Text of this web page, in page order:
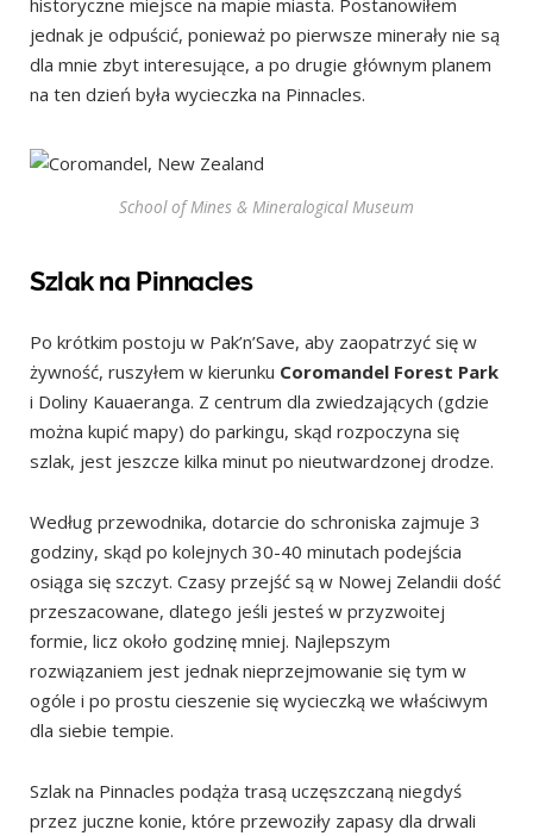
historyczne miejsce na mapie miasta. Postanowiłem
jednak je odpuścić, ponieważ po pierwsze minerały nie są
dla mnie zbyt interesujące, a po drugie głównym planem
na ten dzień była wycieczka na Pinnacles.
School of Mines & Mineralogical Museum
Szlak na Pinnacles
Po krótkim postoju w Pak’n’Save, aby zaopatrzyć się w
żywność, ruszyłem w kierunku Coromandel Forest Park
i Doliny Kauaeranga. Z centrum dla zwiedzających (gdzie
można kupić mapy) do parkingu, skąd rozpoczyna się
szlak, jest jeszcze kilka minut po nieutwardzonej drodze.
Według przewodnika, dotarcie do schroniska zajmuje 3
godziny, skąd po kolejnych 30-40 minutach podejścia
osiąga się szczyt. Czasy przejść są w Nowej Zelandii dość
przeszacowane, dlatego jeśli jesteś w przyzwoitej
formie, licz około godzinę mniej. Najlepszym
rozwiązaniem jest jednak nieprzejmowanie się tym w
ogóle i po prostu cieszenie się wycieczką we właściwym
dla siebie tempie.
Szlak na Pinnacles podąża trasą uczęszczaną niegdyś
przez juczne konie, które przewoziły zapasy dla drwali